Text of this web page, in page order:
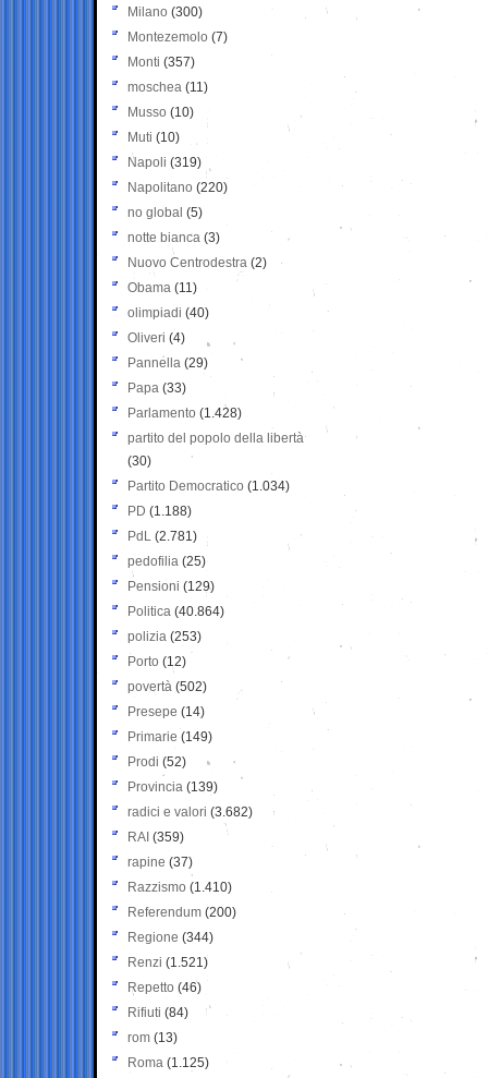
Milano (300)
Montezemolo (7)
Monti (357)
moschea (11)
Musso (10)
Muti (10)
Napoli (319)
Napolitano (220)
no global (5)
notte bianca (3)
Nuovo Centrodestra (2)
Obama (11)
olimpiadi (40)
Oliveri (4)
Pannella (29)
Papa (33)
Parlamento (1.428)
partito del popolo della libertà
(30)
Partito Democratico (1.034)
PD (1.188)
PdL (2.781)
pedofilia (25)
Pensioni (129)
Politica (40.864)
polizia (253)
Porto (12)
povertà (502)
Presepe (14)
Primarie (149)
Prodi (52)
Provincia (139)
radici e valori (3.682)
RAI (359)
rapine (37)
Razzismo (1.410)
Referendum (200)
Regione (344)
Renzi (1.521)
Repetto (46)
Rifiuti (84)
rom (13)
Roma (1.125)